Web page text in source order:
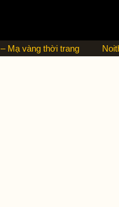
Mạ vàng thời trang